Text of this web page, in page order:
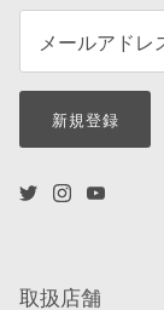
新規登録
取扱店舗